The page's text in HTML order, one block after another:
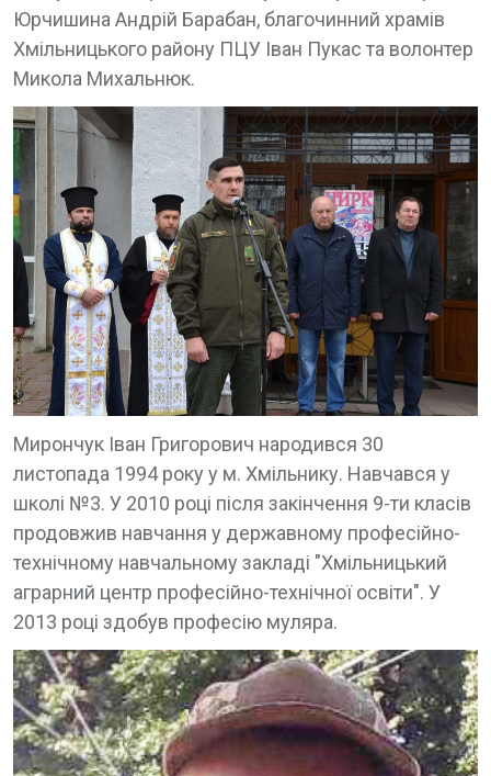
Юрчишина Андрій Барабан, благочинний храмів
Хмільницького району ПЦУ Іван Пукас та волонтер
Микола Михальнюк.
Мирончук Іван Григорович народився 30
листопада 1994 року у м. Хмільнику. Навчався у
школі №3. У 2010 році після закінчення 9-ти класів
продовжив навчання у державному професійно-
технічному навчальному закладі "Хмільницький
аграрний центр професійно-технічної освіти". У
2013 році здобув професію муляра.